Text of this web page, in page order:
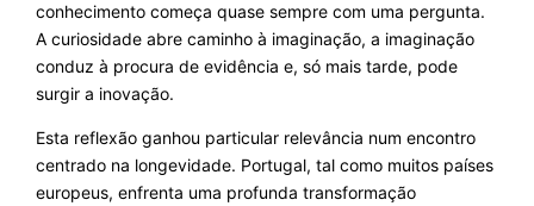
conhecimento começa quase sempre com uma pergunta.
A curiosidade abre caminho à imaginação, a imaginação
conduz à procura de evidência e, só mais tarde, pode
surgir a inovação.
Esta reflexão ganhou particular relevância num encontro
centrado na longevidade. Portugal, tal como muitos países
europeus, enfrenta uma profunda transformação